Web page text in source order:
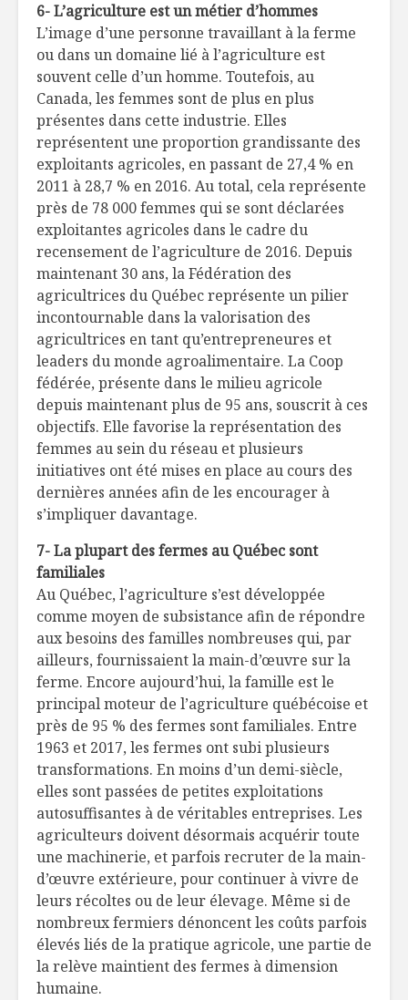
6- L’agriculture est un métier d’hommes
L’image d’une personne travaillant à la ferme
ou dans un domaine lié à l’agriculture est
souvent celle d’un homme. Toutefois, au
Canada, les femmes sont de plus en plus
présentes dans cette industrie. Elles
représentent une proportion grandissante des
exploitants agricoles, en passant de 27,4 % en
2011 à 28,7 % en 2016. Au total, cela représente
près de 78 000 femmes qui se sont déclarées
exploitantes agricoles dans le cadre du
recensement de l’agriculture de 2016. Depuis
maintenant 30 ans, la Fédération des
agricultrices du Québec représente un pilier
incontournable dans la valorisation des
agricultrices en tant qu’entrepreneures et
leaders du monde agroalimentaire. La Coop
fédérée, présente dans le milieu agricole
depuis maintenant plus de 95 ans, souscrit à ces
objectifs. Elle favorise la représentation des
femmes au sein du réseau et plusieurs
initiatives ont été mises en place au cours des
dernières années afin de les encourager à
s’impliquer davantage.
7- La plupart des fermes au Québec sont
familiales
Au Québec, l’agriculture s’est développée
comme moyen de subsistance afin de répondre
aux besoins des familles nombreuses qui, par
ailleurs, fournissaient la main-d’œuvre sur la
ferme. Encore aujourd’hui, la famille est le
principal moteur de l’agriculture québécoise et
près de 95 % des fermes sont familiales. Entre
1963 et 2017, les fermes ont subi plusieurs
transformations. En moins d’un demi-siècle,
elles sont passées de petites exploitations
autosuffisantes à de véritables entreprises. Les
agriculteurs doivent désormais acquérir toute
une machinerie, et parfois recruter de la main-
d’œuvre extérieure, pour continuer à vivre de
leurs récoltes ou de leur élevage. Même si de
nombreux fermiers dénoncent les coûts parfois
élevés liés de la pratique agricole, une partie de
la relève maintient des fermes à dimension
humaine.